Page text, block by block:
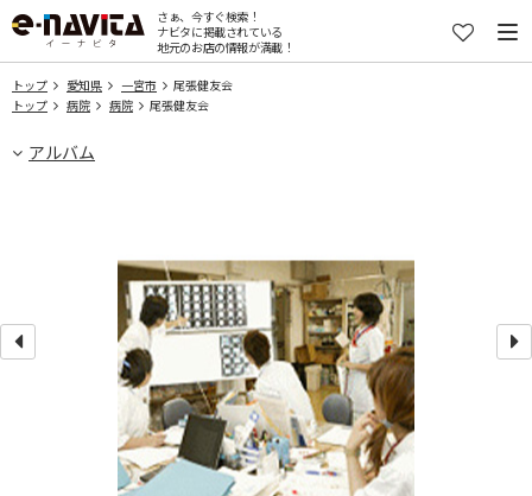
さぁ、今すぐ検索！
ナビタに掲載されている
地元のお店の情報が満載！
トップ 愛知県 一宮市
尾張健友会
トップ
病院 病院 尾張健友会
アルバム